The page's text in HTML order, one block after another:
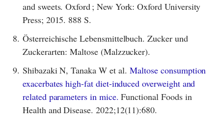
and sweets. Oxford ; New York: Oxford University
Press; 2015. 888 S.
8. Österreichische Lebensmittelbuch. Zucker und
Zuckerarten: Maltose (Malzzucker).
9. Shibazaki N, Tanaka W et al.Maltose consumption
exacerbates high-fat diet-induced overweight and
related parameters in mice. Functional Foods in
Health and Disease. 2022;12(11):680.